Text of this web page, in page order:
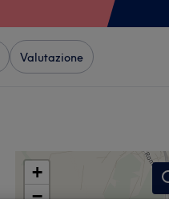
Valutazione
+